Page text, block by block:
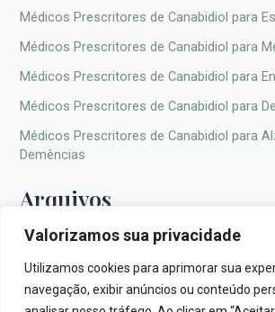
Valorizamos sua privacidade
Utilizamos cookies para aprimorar sua
navegação, exibir anúncios ou conteúdo
Médicos Prescritores de Canabidiol para
Médicos Prescritores de Canabidiol para
Médicos Prescritores de Canabidiol para
Médicos Prescritores de Canabidiol para
Médicos Prescritores de Canabidiol para
Demências
Arquivos